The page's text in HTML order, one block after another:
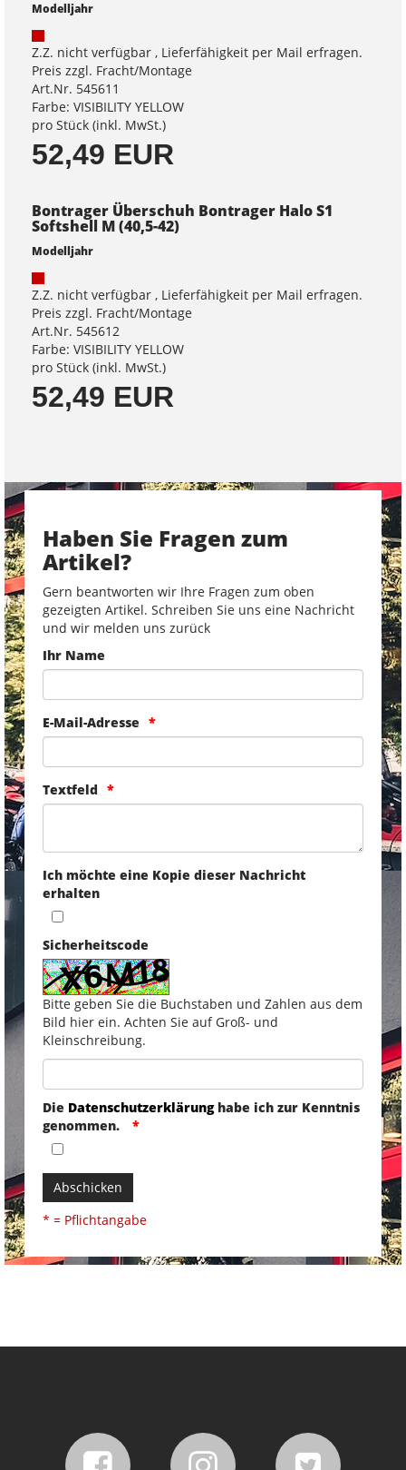
Modelljahr
Z.Z. nicht verfügbar , Lieferfähigkeit per Mail erfragen.
Preis zzgl. Fracht/Montage
Art.Nr. 545611
Farbe: VISIBILITY YELLOW
pro Stück (inkl. MwSt.)
52,49 EUR
Bontrager Überschuh Bontrager Halo S1
Softshell M (40,5-42)
Modelljahr
Z.Z. nicht verfügbar , Lieferfähigkeit per Mail erfragen.
Preis zzgl. Fracht/Montage
Art.Nr. 545612
Farbe: VISIBILITY YELLOW
pro Stück (inkl. MwSt.)
52,49 EUR
Haben Sie Fragen zum
Artikel?
Gern beantworten wir Ihre Fragen zum oben
gezeigten Artikel. Schreiben Sie uns eine Nachricht
und wir melden uns zurück
Ihr Name
E-Mail-Adresse
Textfeld
Ich möchte eine Kopie dieser Nachricht
erhalten
Sicherheitscode
Bitte geben Sie die Buchstaben und Zahlen aus dem
Bild hier ein. Achten Sie auf Groß- und
Kleinschreibung.
Die Datenschutzerklärunghabe ich zur Kenntnis
genommen.
Abschicken
* = Pflichtangabe